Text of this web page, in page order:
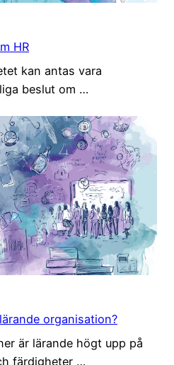
HR
kan antas vara
beslut om …
organisation?
är lärande högt upp på
färdigheter …